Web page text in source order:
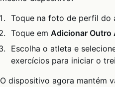
Toque na foto de perfil do
Toque emAdicionar Outro
Escolha o atleta e
exercícios para iniciar o
O dispositivo agora mantém